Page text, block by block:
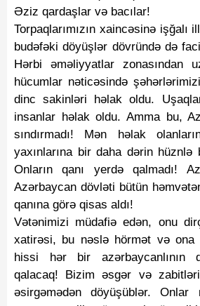
Əziz qardaşlar və bacılar!
Torpaqlarımızın xaincəsinə işğalı
budəfəki döyüşlər dövründə də
Hərbi əməliyyatlar zonasından
hücumlar nəticəsində
dinc sakinləri həlak oldu.
insanlar həlak oldu. Amma bu,
sındırmadı! Mən həlak
yaxınlarına bir daha dərin hüznlə
Onların qanı yerdə qalmadı!
Azərbaycan dövləti bütün
qanına görə qisas aldı!
Vətənimizi müdafiə edən, onu
xatirəsi, bu nəslə hörmət və ona
hissi hər bir azərbaycanlının
qalacaq! Bizim əsgər və
əsirgəmədən döyüşüblər.